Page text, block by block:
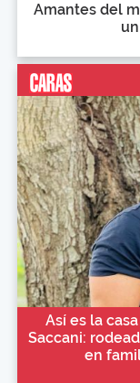
Amantes del
Así es la
Saccani:
en